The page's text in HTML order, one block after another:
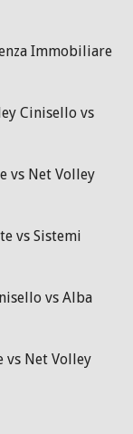
Immobiliare
Cinisello vs
vs Net Volley
vs Sistemi
vs Alba
vs Net Volley